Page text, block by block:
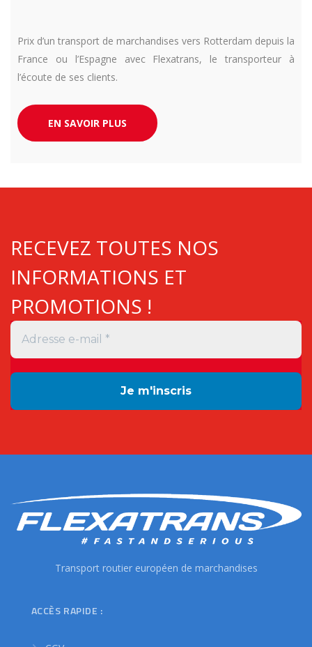
Prix d’un transport de marchandises vers Rotterdam depuis la
France ou l’Espagne avec Flexatrans, le transporteur à
l’écoute de ses clients.
EN SAVOIR PLUS
RECEVEZ TOUTES NOS
INFORMATIONS ET
PROMOTIONS !
Transport routier européen de marchandises
ACCÈS RAPIDE :